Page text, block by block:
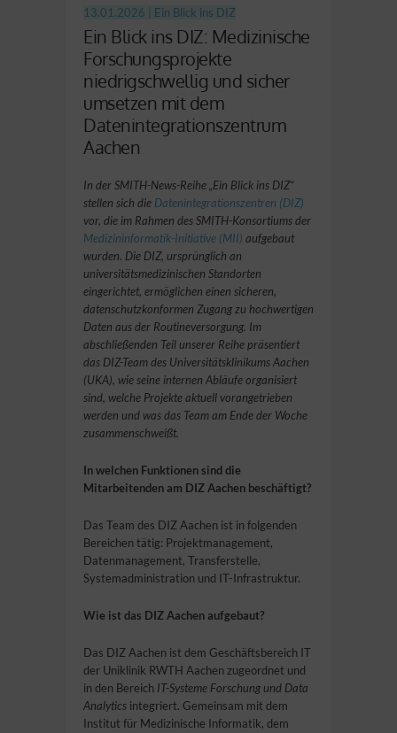
13.01.2026 | Ein Blick ins DIZ
Ein Blick ins DIZ: Medizinische
Forschungsprojekte
niedrigschwellig und sicher
umsetzen mit dem
Datenintegrationszentrum
Aachen
In der SMITH-News-Reihe „Ein Blick ins DIZ“
stellen sich die Datenintegrationszentren (DIZ)
vor, die im Rahmen des SMITH-Konsortiums der
Medizininformatik-Initiative (MII) aufgebaut
wurden. Die DIZ, ursprünglich an
universitätsmedizinischen Standorten
eingerichtet, ermöglichen einen sicheren,
datenschutzkonformen Zugang zu hochwertigen
Daten aus der Routineversorgung. Im
abschließenden Teil unserer Reihe präsentiert
das DIZ-Team des Universitätsklinikums Aachen
(UKA), wie seine internen Abläufe organisiert
sind, welche Projekte aktuell vorangetrieben
werden und was das Team am Ende der Woche
zusammenschweißt.
In welchen Funktionen sind die
Mitarbeitenden am DIZ Aachen beschäftigt?
Das Team des DIZ Aachen ist in folgenden
Bereichen tätig: Projektmanagement,
Datenmanagement, Transferstelle,
Systemadministration und IT-Infrastruktur.
Wie ist das DIZ Aachen aufgebaut?
Das DIZ Aachen ist dem Geschäftsbereich IT
der Uniklinik RWTH Aachen zugeordnet und
in den Bereich IT-Systeme Forschung und Data
Analytics integriert. Gemeinsam mit dem
Institut für Medizinische Informatik, dem